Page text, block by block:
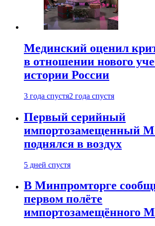
Мединский оценил
в отношении нового
истории России
3 года спустя2 года спустя
Первый серийный
импортозамещенный
поднялся в воздух
5 дней спустя
В Минпромторге
первом полёте
импортозамещённого